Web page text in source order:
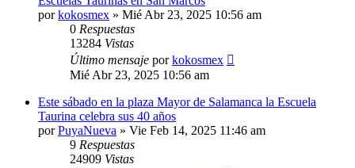
porkokosmex » Mié Abr 23, 2025 10:56 am
0 Respuestas
13284 Vistas
Último mensaje porkokosmex
Mié Abr 23, 2025 10:56 am
Este sábado en la plaza Mayor de Salamanca la Escuela
Taurina celebra sus 40 años
porPuyaNueva » Vie Feb 14, 2025 11:46 am
9 Respuestas
24909 Vistas